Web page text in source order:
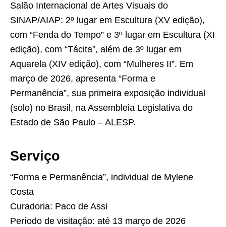
Salão Internacional de Artes Visuais do
SINAP/AIAP: 2º lugar em Escultura (XV edição),
com “Fenda do Tempo” e 3º lugar em Escultura (XI
edição), com “Tácita”, além de 3º lugar em
Aquarela (XIV edição), com “Mulheres II”. Em
março de 2026, apresenta “Forma e
Permanência”, sua primeira exposição individual
(solo) no Brasil, na Assembleia Legislativa do
Estado de São Paulo – ALESP.
Serviço
“Forma e Permanência”, individual de Mylene
Costa
Curadoria: Paco de Assi
Período de visitação: até 13 março de 2026